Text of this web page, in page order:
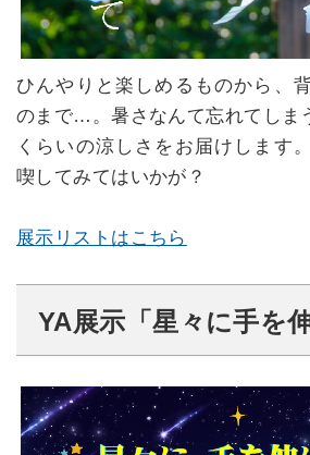
ひんやりと楽しめるものから、
のまで…。暑さなんて忘れてしま
くらいの涼しさをお届けします
喫してみてはいかが？
展示リストはこちら
YA展示「星々に手を